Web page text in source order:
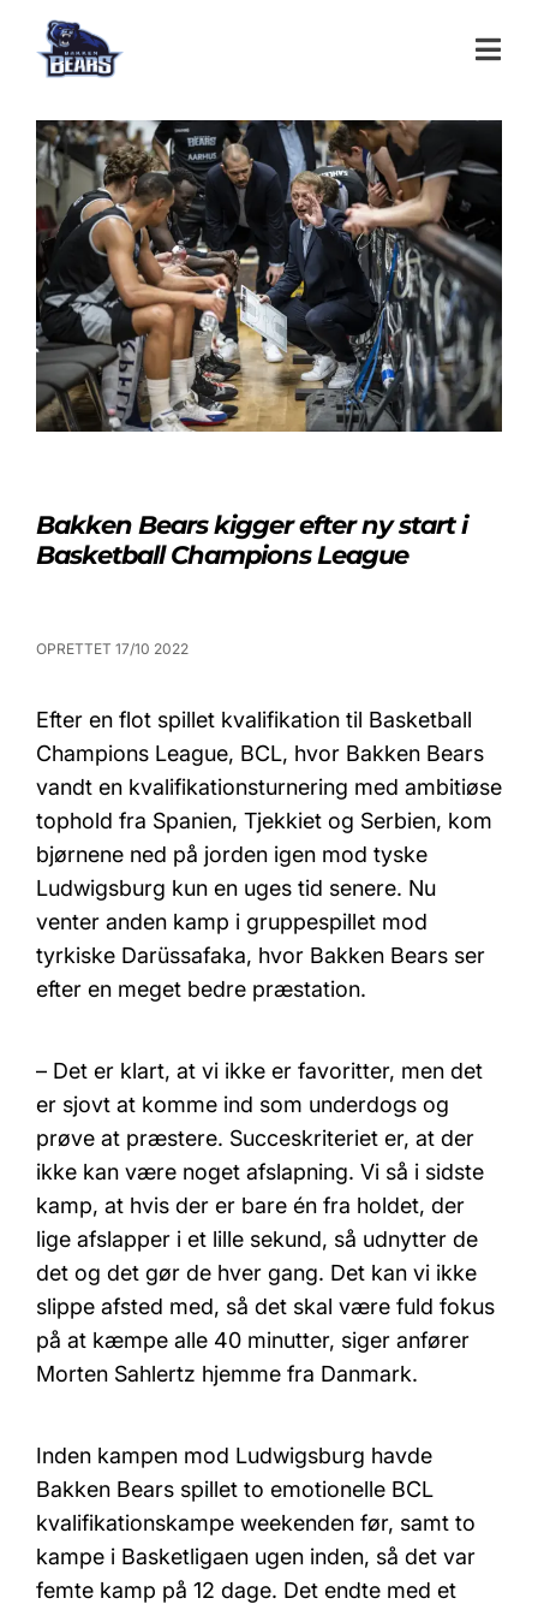
Bakken Bears kigger efter ny start i
Basketball Champions League
OPRETTET 17/10 2022
Efter en flot spillet kvalifikation til Basketball
Champions League, BCL, hvor Bakken Bears
vandt en kvalifikationsturnering med ambitiøse
tophold fra Spanien, Tjekkiet og Serbien, kom
bjørnene ned på jorden igen mod tyske
Ludwigsburg kun en uges tid senere. Nu
venter anden kamp i gruppespillet mod
tyrkiske Darüssafaka, hvor Bakken Bears ser
efter en meget bedre præstation.
– Det er klart, at vi ikke er favoritter, men det
er sjovt at komme ind som underdogs og
prøve at præstere. Succeskriteriet er, at der
ikke kan være noget afslapning. Vi så i sidste
kamp, at hvis der er bare én fra holdet, der
lige afslapper i et lille sekund, så udnytter de
det og det gør de hver gang. Det kan vi ikke
slippe afsted med, så det skal være fuld fokus
på at kæmpe alle 40 minutter, siger anfører
Morten Sahlertz hjemme fra Danmark.
Inden kampen mod Ludwigsburg havde
Bakken Bears spillet to emotionelle BCL
kvalifikationskampe weekenden før, samt to
kampe i Basketligaen ugen inden, så det var
femte kamp på 12 dage. Det endte med et